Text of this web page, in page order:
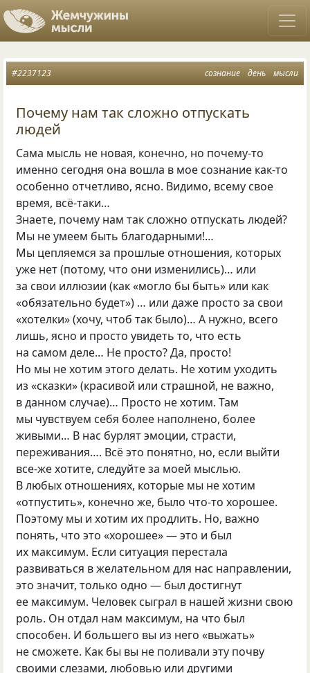
сознание день мысли
#2237123
Почему нам так сложно отпускать
людей
Сама мысль не новая, конечно, но почему-то
именно сегодня она вошла в мое сознание как-то
особенно отчетливо, ясно. Видимо, всему свое
время, всё-таки…
Знаете, почему нам так сложно отпускать людей?
Мы не умеем быть благодарными!…
Мы цепляемся за прошлые отношения, которых
уже нет (потому, что они изменились)… или
за свои иллюзии (как «могло бы быть» или как
«обязательно будет») … или даже просто за свои
«хотелки» (хочу, чтоб так было)… А нужно, всего
лишь, ясно и просто увидеть то, что есть
на самом деле… Не просто? Да, просто!
Но мы не хотим этого делать. Не хотим уходить
из «сказки» (красивой или страшной, не важно,
в данном случае)… Просто не хотим. Там
мы чувствуем себя более наполнено, более
живыми… В нас бурлят эмоции, страсти,
переживания…. Всё это понятно, но, если выйти
все-же хотите, следуйте за моей мыслью.
В любых отношениях, которые мы не хотим
«отпустить», конечно же, было что-то хорошее.
Поэтому мы и хотим их продлить. Но, важно
понять, что это «хорошее» — это и был
их максимум. Если ситуация перестала
развиваться в желательном для нас направлении,
это значит, только одно — был достигнут
ее максимум. Человек сыграл в нашей жизни свою
роль. Он отдал нам максимум, на что был
способен. И большего вы из него «выжать»
не сможете. Как бы вы не поливали эту почву
своими слезами, любовью или другими